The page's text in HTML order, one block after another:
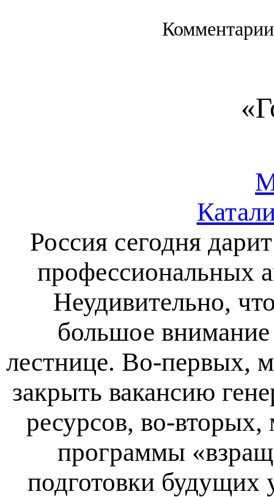
Россия сегодня
профессиональных
Неудивительно,
большое
лестнице. Во-первых,
закрыть вакансию
ресурсов, во-
программы
подготовки будущих